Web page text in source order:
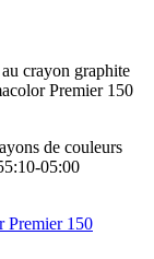
crayon graphite
Premier 150
de couleurs
05:00
Premier 150